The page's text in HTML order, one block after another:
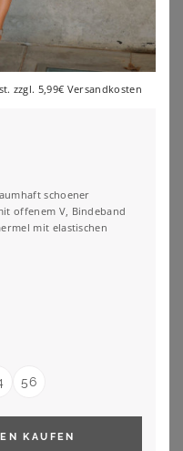
€
ZUSHEEGO
zzgl. 5,99€ Versandkosten
schoener
offenem V, Bindeband
mit elastischen
56
KAUFEN